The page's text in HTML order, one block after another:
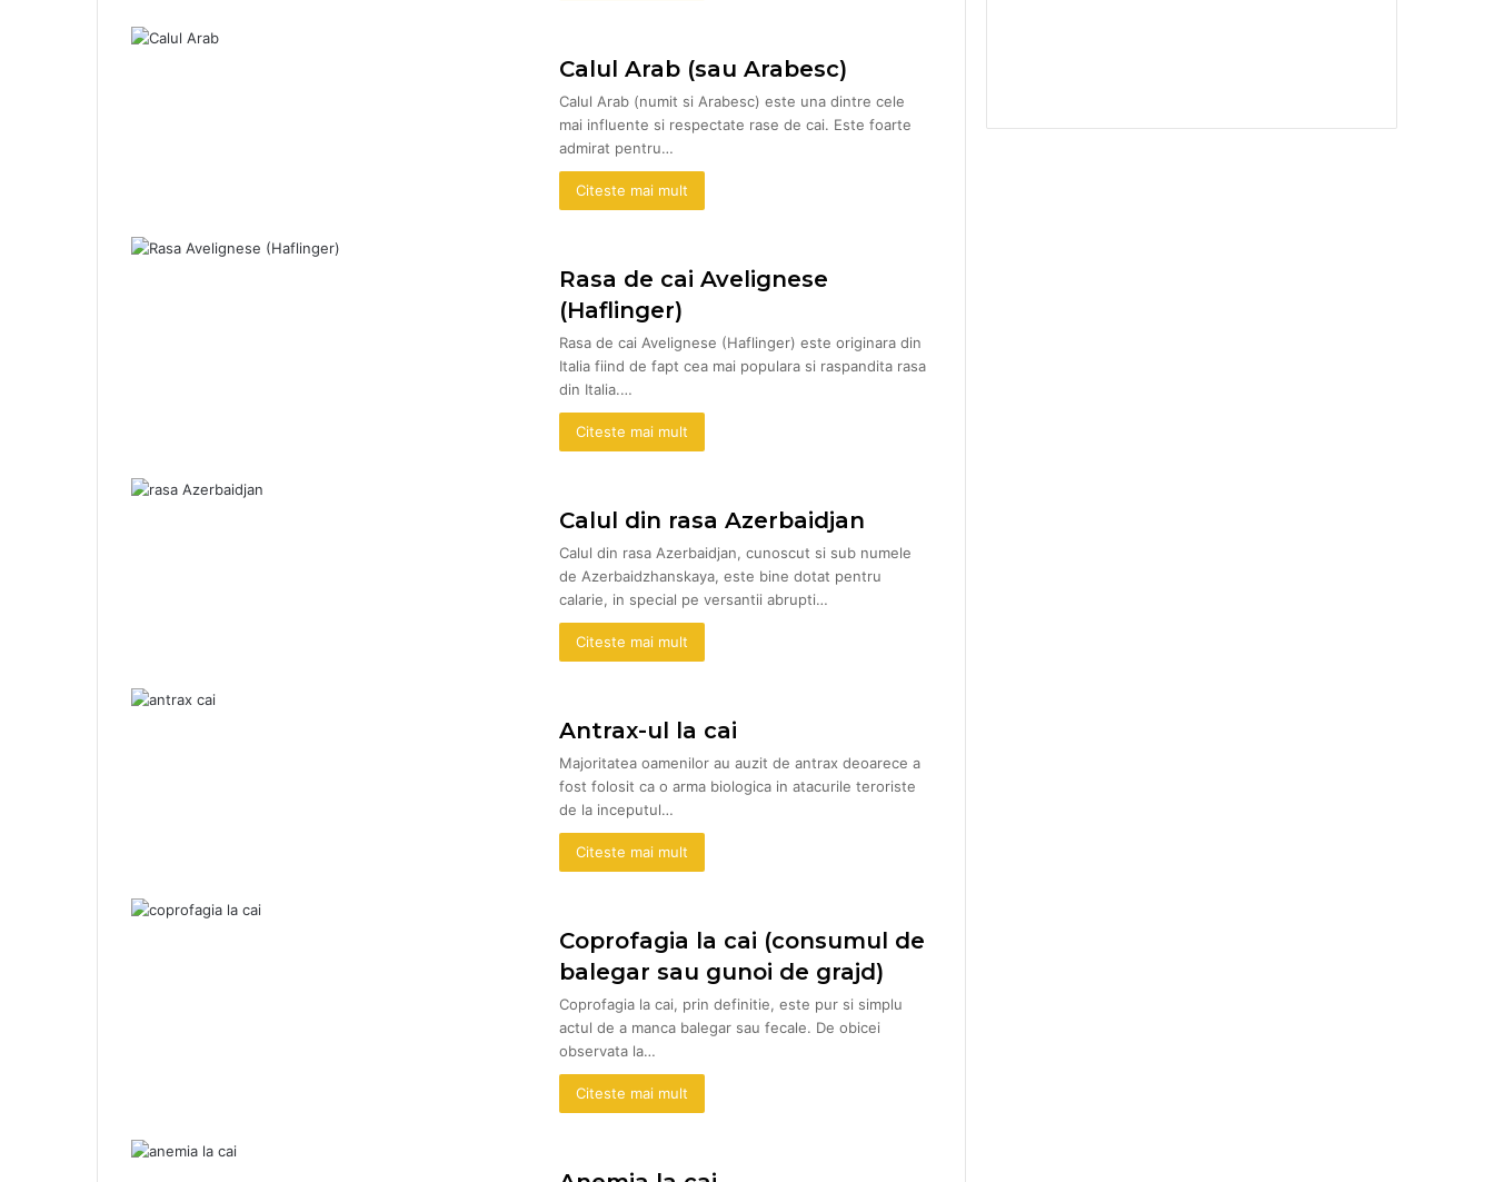
Calul Arab (sau Arabesc)
Calul Arab (numit si Arabesc) este una dintre cele
mai influente si respectate rase de cai. Este foarte
admirat pentru…
Citeste mai mult
Rasa de cai Avelignese
(Haflinger)
Rasa de cai Avelignese (Haflinger) este originara din
Italia fiind de fapt cea mai populara si raspandita rasa
din Italia.…
Citeste mai mult
Calul din rasa Azerbaidjan
Calul din rasa Azerbaidjan, cunoscut si sub numele
de Azerbaidzhanskaya, este bine dotat pentru
calarie, in special pe versantii abrupti…
Citeste mai mult
Antrax-ul la cai
Majoritatea oamenilor au auzit de antrax deoarece a
fost folosit ca o arma biologica in atacurile teroriste
de la inceputul…
Citeste mai mult
Coprofagia la cai (consumul de
balegar sau gunoi de grajd)
Coprofagia la cai, prin definitie, este pur si simplu
actul de a manca balegar sau fecale. De obicei
observata la…
Citeste mai mult